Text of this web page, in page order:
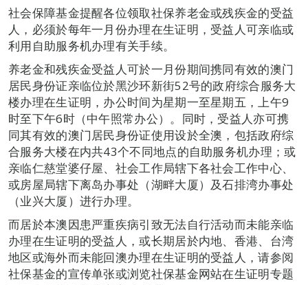
社会保障基金提醒各位领取社保养老金或残疾金的受益
人，必须於每年一月份办理在生证明，受益人可亲临或
利用自助服务机办理有关手续。
养老金和残疾金受益人可於一月份期间携同有效的澳门
居民身份证亲临位於黑沙环新街52号的政府综合服务大
楼办理在生证明，办公时间为星期一至星期五，上午9
时至下午6时（中午照常办公）。同时，受益人亦可携
同其有效的澳门居民身份证使用设於全澳，包括政府综
合服务大楼在内共43个不同地点的自助服务机办理；或
亲临仁慈堂婆仔屋、社会工作局辖下各社会工作中心、
或房屋局辖下离岛办事处（湖畔大厦）及石排湾办事处
（业兴大厦）进行办理。
而居於本澳因患严重疾病引致无法自行活动而未能亲临
办理在生证明的受益人，或长期居於内地、香港、台湾
地区或海外而未能回澳办理在生证明的受益人，请参阅
社保基金的宣传单张或浏览社保基金网站在生证明专题